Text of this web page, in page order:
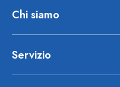
Chi siamo
Servizio